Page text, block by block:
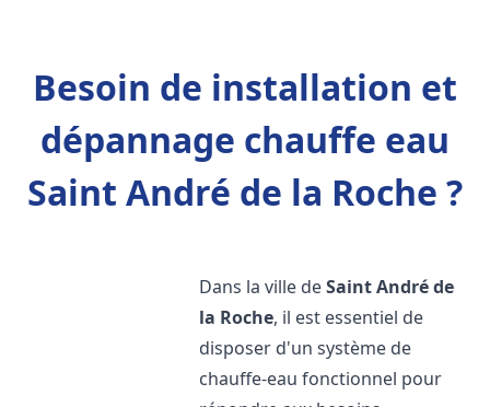
Besoin de installation et
dépannage chauffe eau
Saint André de la Roche ?
Dans la ville deSaint André de
la Roche, il est essentiel de
disposer d'un système de
chauffe-eau fonctionnel pour